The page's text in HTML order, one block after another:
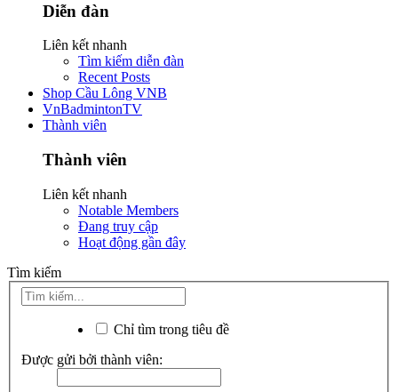
Diễn đàn
Liên kết nhanh
Tìm kiếm diễn đàn
Recent Posts
Shop Cầu Lông VNB
VnBadmintonTV
Thành viên
Thành viên
Liên kết nhanh
Notable Members
Đang truy cập
Hoạt động gần đây
Tìm kiếm
Chỉ tìm trong tiêu đề
Được gửi bởi thành viên: